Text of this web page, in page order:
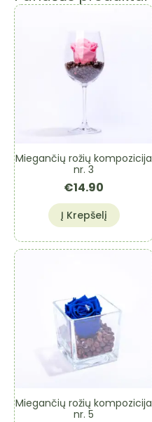
Miegančių rožių kompozicija
nr. 3
€14.90
Į Krepšelį
Miegančių rožių kompozicija
nr. 5